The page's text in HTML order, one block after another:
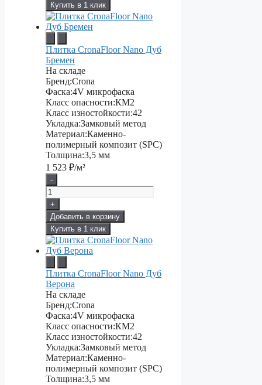
Купить в 1 клик
Плитка CronaFloor Nano Дуб
Бремен
На складе
Бренд:Crona
Фаска:4V микрофаска
Класс опасности:КМ2
Класс изностойкости:42
Укладка:Замковый метод
Материал:Каменно-
полимерный композит (SPC)
Толщина:3,5 мм
1 523 ₽/м²
-
+
Добавить в корзину
Купить в 1 клик
Плитка CronaFloor Nano Дуб
Верона
На складе
Бренд:Crona
Фаска:4V микрофаска
Класс опасности:КМ2
Класс изностойкости:42
Укладка:Замковый метод
Материал:Каменно-
полимерный композит (SPC)
Толщина:3,5 мм